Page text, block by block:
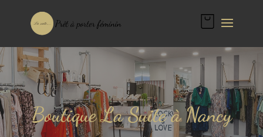
Boutique La Suite à Nancy